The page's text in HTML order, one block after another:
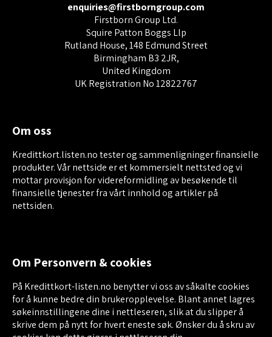
enquiries@firstborngroup.com
Firstborn Group Ltd.
Squire Patton Boggs Llp
Rutland House, 148 Edmund Street
Birmingham B3 2JR,
United Kingdom
UK Registration No 12822767
Om oss
Kredittkort.listen.no tester og sammenligninger finansielle
produkter. Vår nettside er et kommersielt nettsted og vi
mottar provisjon for videreformidling av besøkende til
finansielle tjenester fra vårt innhold og artikler på
nettsiden.
Om Personvern & cookies
På Kredittkort-listen.no benytter vi oss av såkalte cookies
for å kunne bedre din brukeropplevelse. Blant annet lagres
søkeinnstillingene dine i nettleseren, slik at du slipper å
skrive dem på nytt for hvert eneste søk. Ønsker du å skru av